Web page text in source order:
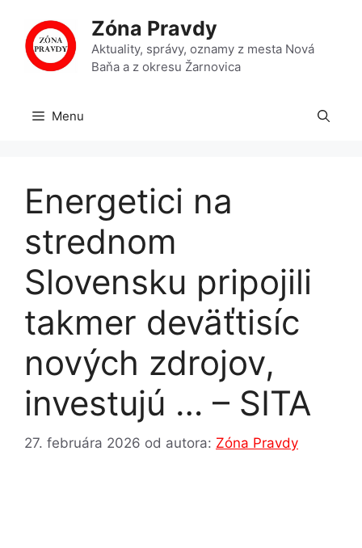
obsah
Zóna Pravdy
Aktuality, správy, oznamy z mesta Nová
Baňa a z okresu Žarnovica
Menu
Energetici na
strednom
Slovensku pripojili
takmer deväťtisíc
nových zdrojov,
investujú … – SITA
27. februára 2026 od autora: Zóna Pravdy